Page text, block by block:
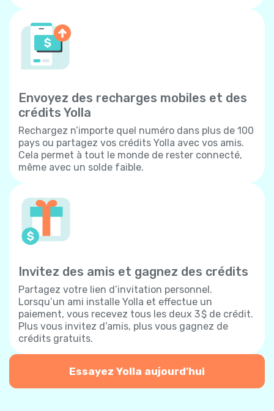
Envoyez des recharges mobiles et des
crédits Yolla
Rechargez n’importe quel numéro dans plus de 100
pays ou partagez vos crédits Yolla avec vos amis.
Cela permet à tout le monde de rester connecté,
même avec un solde faible.
Invitez des amis et gagnez des crédits
Partagez votre lien d’invitation personnel.
Lorsqu’un ami installe Yolla et effectue un
paiement, vous recevez tous les deux 3 $ de crédit.
Plus vous invitez d’amis, plus vous gagnez de
crédits gratuits.
Essayez Yolla aujourd'hui